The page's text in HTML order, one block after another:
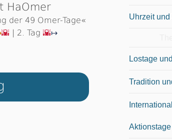
HaOmer
der 49 Omer-Tage«
🌇 | 2. Tag 🌇↦
Uhrzeit
Lostage
Tradition
Aktionstage